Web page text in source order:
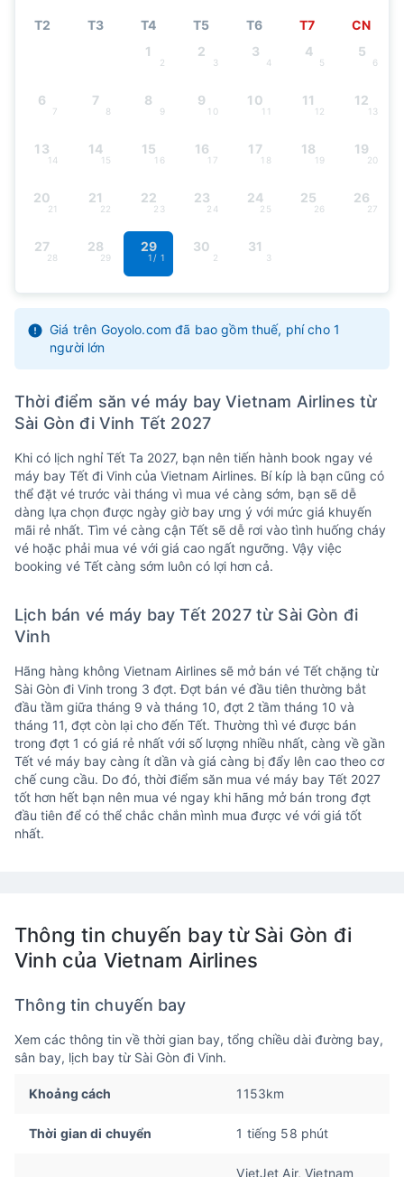
T2 T3 T4 T5 T6 T7
CN
1
2
2
3
3
4
4
5
5
6
6
7
7
8
8
9
9
10
10
11
11
12
12
13
13
14
14
15
15
16
16
17
17
18
18
19
19
20
20
21
21
22
22
23
23
24
24
25
25
26
26
27
27
28
28
29
29
1 / 1
30
2
31
3
Giá trên Goyolo.com đã bao gồm thuế, phí cho 1
người lớn
Thời điểm săn vé máy bay Vietnam Airlines từ
Sài Gòn đi Vinh Tết 2027
Khi có lịch nghỉ Tết Ta 2027, bạn nên tiến hành book ngay vé
máy bay Tết đi Vinh của Vietnam Airlines. Bí kíp là bạn cũng có
thể đặt vé trước vài tháng vì mua vé càng sớm, bạn sẽ dễ
dàng lựa chọn được ngày giờ bay ưng ý với mức giá khuyến
mãi rẻ nhất. Tìm vé càng cận Tết sẽ dễ rơi vào tình huống cháy
vé hoặc phải mua vé với giá cao ngất ngưỡng. Vậy việc
booking vé Tết càng sớm luôn có lợi hơn cả.
Lịch bán vé máy bay Tết 2027 từ Sài Gòn đi
Vinh
Hãng hàng không Vietnam Airlines sẽ mở bán vé Tết chặng từ
Sài Gòn đi Vinh trong 3 đợt. Đợt bán vé đầu tiên thường bắt
đầu tầm giữa tháng 9 và tháng 10, đợt 2 tầm tháng 10 và
tháng 11, đợt còn lại cho đến Tết. Thường thì vé được bán
trong đợt 1 có giá rẻ nhất với số lượng nhiều nhất, càng về gần
Tết vé máy bay càng ít dần và giá càng bị đẩy lên cao theo cơ
chế cung cầu. Do đó, thời điểm săn mua vé máy bay Tết 2027
tốt hơn hết bạn nên mua vé ngay khi hãng mở bán trong đợt
đầu tiên để có thể chắc chắn mình mua được vé với giá tốt
nhất.
Thông tin chuyến bay từ Sài Gòn đi
Vinh của Vietnam Airlines
Thông tin chuyến bay
Xem các thông tin về thời gian bay, tổng chiều dài đường bay,
sân bay, lịch bay từ Sài Gòn đi Vinh.
Khoảng cách 1153km
Thời gian di chuyển 1 tiếng 58 phút
VietJet Air, Vietnam